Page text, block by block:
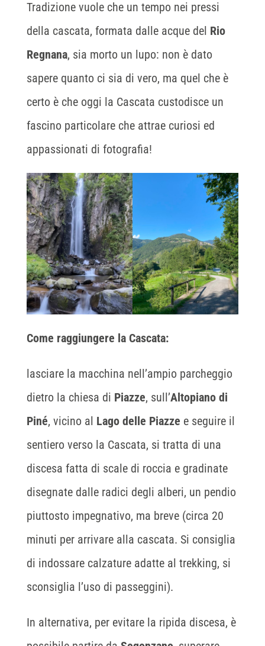
Tradizione vuole che un tempo nei pressi
della cascata, formata dalle acque del Rio
Regnana, sia morto un lupo: non è dato
sapere quanto ci sia di vero, ma quel che è
certo è che oggi la Cascata custodisce un
fascino particolare che attrae curiosi ed
appassionati di fotografia!
Come raggiungere la Cascata:
lasciare la macchina nell’ampio parcheggio
dietro la chiesa di Piazze, sull’Altopiano di
Piné, vicino al Lago delle Piazze e seguire il
sentiero verso la Cascata, si tratta di una
discesa fatta di scale di roccia e gradinate
disegnate dalle radici degli alberi, un pendio
piuttosto impegnativo, ma breve (circa 20
minuti per arrivare alla cascata. Si consiglia
di indossare calzature adatte al trekking, si
sconsiglia l’uso di passeggini).
In alternativa, per evitare la ripida discesa, è